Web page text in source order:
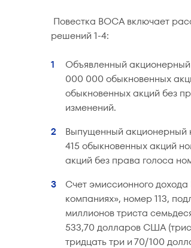
Повестка ВОСА включает
решений 1-4:
Объявленный
000 000 обыкновенных
обыкновенных акций без
изменений.
Выпущенный акционерный
415 обыкновенных акций
акций без права голоса
Счет эмиссионного
компаниях», номер 113,
миллионов триста
533,70 долларов США
тридцать три и 70/100